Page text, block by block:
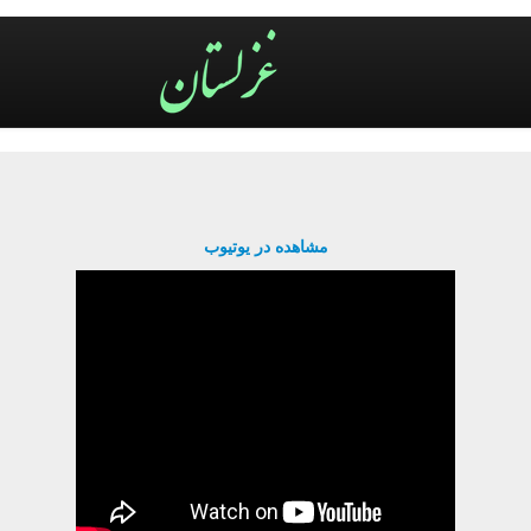
مشاهده در یوتیوب